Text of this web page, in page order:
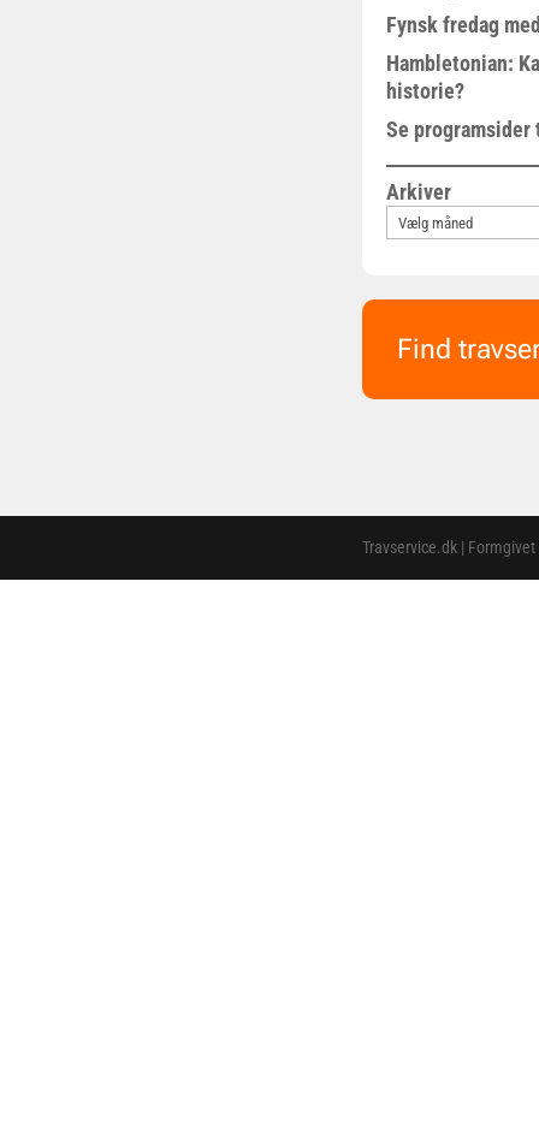
Fynsk fredag
Hambletonian:
historie?
Se
Arkiver
Find
Travservice.dk |